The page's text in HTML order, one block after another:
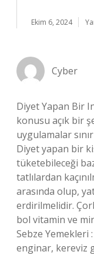
Ekim 6, 2024
Cyber
Diyet Yapan Bir
konusu açık bir
uygulamalar
Diyet yapan bir
tüketebileceği
tatlılardan
arasında olup,
erdirilmelidir.
bol vitamin ve
Sebze Yemekleri
enginar, kereviz